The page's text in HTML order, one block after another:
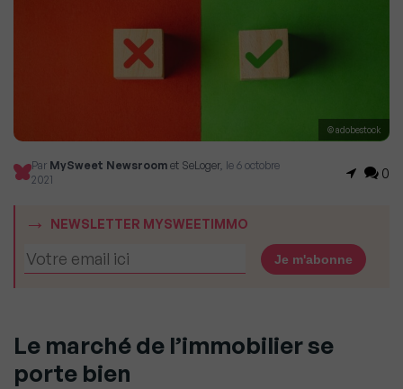
© adobestock
Par MySweet Newsroom et SeLoger, le 6 octobre
2021
0
NEWSLETTER MYSWEETIMMO
Le marché de l’immobilier se
porte bien